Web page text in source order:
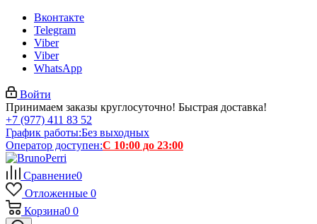
Вконтакте
Telegram
Viber
Viber
WhatsApp
Войти
Принимаем заказы круглосуточно! Быстрая доставка!
+7 (977) 411 83 52
График работы:Без выходных
Оператор доступен:С 10:00 до 23:00
Сравнение0
Отложенные 0
Корзина0 0